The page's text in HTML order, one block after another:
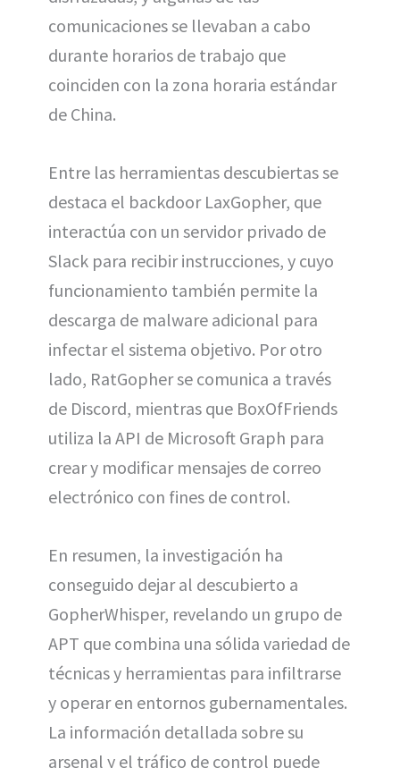
comunicaciones se llevaban a cabo
durante horarios de trabajo que
coinciden con la zona horaria estándar
de China.
Entre las herramientas descubiertas se
destaca el backdoor LaxGopher, que
interactúa con un servidor privado de
Slack para recibir instrucciones, y cuyo
funcionamiento también permite la
descarga de malware adicional para
infectar el sistema objetivo. Por otro
lado, RatGopher se comunica a través
de Discord, mientras que BoxOfFriends
utiliza la API de Microsoft Graph para
crear y modificar mensajes de correo
electrónico con fines de control.
En resumen, la investigación ha
conseguido dejar al descubierto a
GopherWhisper, revelando un grupo de
APT que combina una sólida variedad de
técnicas y herramientas para infiltrarse
y operar en entornos gubernamentales.
La información detallada sobre su
arsenal y el tráfico de control puede